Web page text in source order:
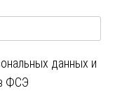
данных и
ФСЭ